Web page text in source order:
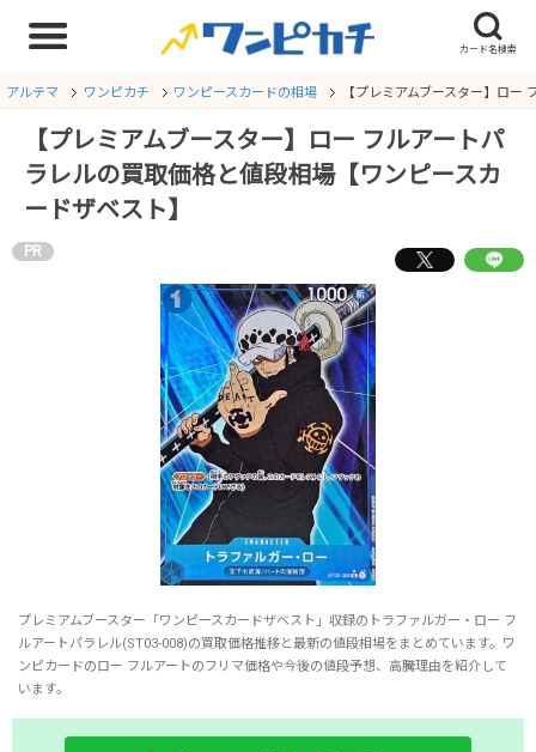
アルテマ ワンピカチ ワンピースカードの相場 【プレミアムブースター】ロー
【プレミアムブースター】ロー フルアートパ
ラレルの買取価格と値段相場【ワンピースカ
ードザベスト】
PR
プレミアムブースター「ワンピースカードザベスト」収録のトラファルガー・ロー フ
ルアートパラレル(ST03-008)の買取価格推移と最新の値段相場をまとめています。ワ
ンピカードのロー フルアートのフリマ価格や今後の値段予想、高騰理由を紹介して
います。